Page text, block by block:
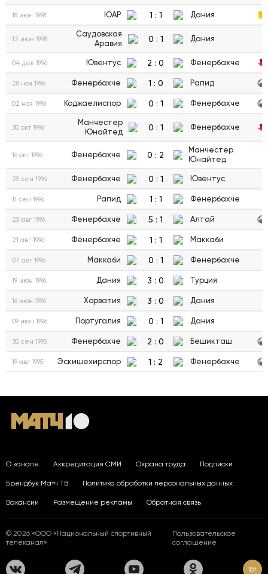
18 июн 1998 ЮАР 1 : 1 Дания
12 июн 1998
Саудовская
Аравия
0 : 1 Дания
04 дек 1996 Ювентус 2 : 0 Фенербахче
28 ноя 1996 Фенербахче 1 : 0 Рапид
02 ноя 1996 Коджаелиспор 0 : 1 Фенербахче
30 окт 1996
Манчестер
Юнайтед
0 : 1 Фенербахче
16 окт 1996 Фенербахче 0 : 2
Манчестер
Юнайтед
25 сен 1996 Фенербахче 0 : 1 Ювентус
11 сен 1996 Рапид 1 : 1 Фенербахче
25 авг 1996 Фенербахче 5 : 1 Алтай
21 авг 1996 Фенербахче 1 : 1 Маккаби
07 авг 1996 Маккаби 0 : 1 Фенербахче
19 июн 1996 Дания 3 : 0 Турция
16 июн 1996 Хорватия 3 : 0 Дания
09 июн 1996 Португалия 0 : 1 Дания
30 сен 1995 Фенербахче 2 : 0 Бешикташ
19 авг 1995 Эскишехирспор 1 : 2 Фенербахче
О канале Аккредитация СМИ Охрана труда Подписки
Брендбук Матч ТВ Политика обработки персональных данных
Вакансии Размещение рекламы Обратная связь
© 2026 «ООО «Национальный спортивный
телеканал»
Пользовательское
соглашение
18+